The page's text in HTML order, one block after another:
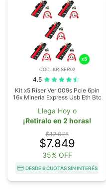
COD. KRISER02
4.5
Kit x5 Riser Ver 009s Pcie 6pin
16x Mineria Express Usb Eth Btc
Llega Hoy o
¡Retiralo en 2 horas!
$12.075
$7.849
35% OFF
DESDE 6 CUOTAS SIN INTERÉS